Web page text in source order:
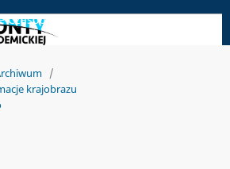
Czasopisma Naukowe
/
krajobrazu